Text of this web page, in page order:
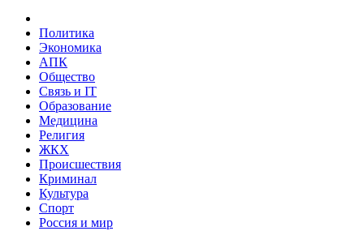
Политика
Экономика
АПК
Общество
Связь и IT
Образование
Медицина
Религия
ЖКХ
Происшествия
Криминал
Культура
Спорт
Россия и мир